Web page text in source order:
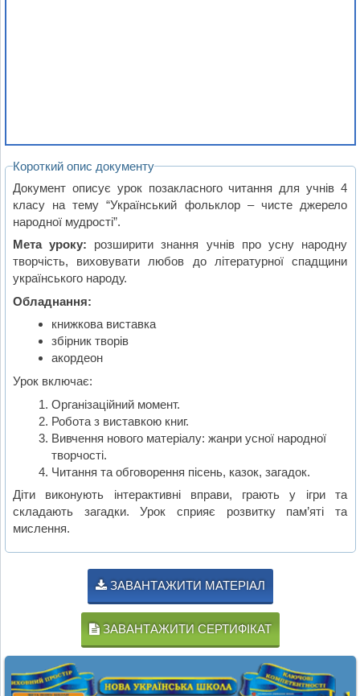
Короткий опис документу
Документ описує урок позакласного читання для учнів 4
класу на тему “Український фольклор – чисте джерело
народної мудрості”.
Мета уроку: розширити знання учнів про усну народну
творчість, виховувати любов до літературної спадщини
українського народу.
Обладнання:
книжкова виставка
збірник творів
акордеон
Урок включає:
Організаційний момент.
Робота з виставкою книг.
Вивчення нового матеріалу: жанри усної народної
творчості.
Читання та обговорення пісень, казок, загадок.
Діти виконують інтерактивні вправи, грають у ігри та
складають загадки. Урок сприяє розвитку пам’яті та
мислення.
ЗАВАНТАЖИТИ МАТЕРІАЛ
ЗАВАНТАЖИТИ СЕРТИФІКАТ